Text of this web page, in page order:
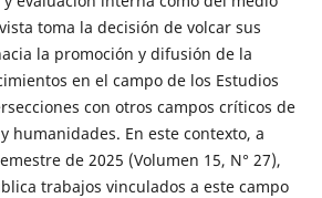
toma la decisión de volcar sus
la promoción y difusión de la
en el campo de los Estudios
con otros campos críticos de
humanidades. En este contexto, a
de 2025 (Volumen 15, N° 27),
trabajos vinculados a este campo